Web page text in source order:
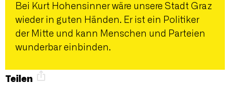
Bei Kurt Hohensinner wäre unsere Stadt Graz
wieder in guten Händen. Er ist ein Politiker
der Mitte und kann Menschen und Parteien
wunderbar einbinden.
Teilen